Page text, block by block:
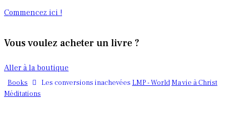
Commencez ici !
Vous voulez acheter un livre ?
Aller à la boutique
Books Les conversions inachevées LMP - World Ma vie à Christ
Méditations